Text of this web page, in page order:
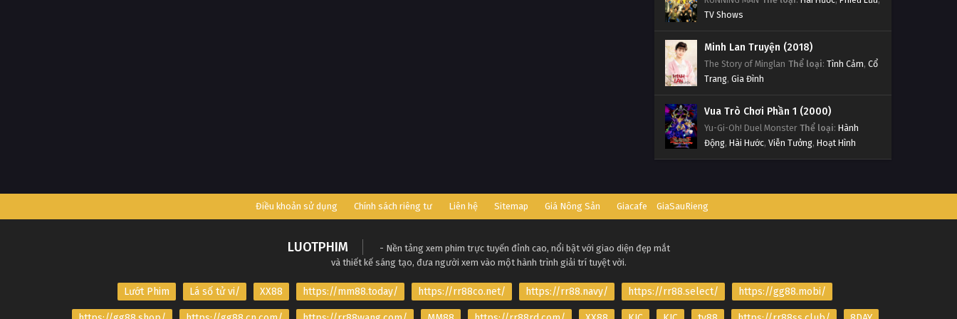
TV Shows
Minh Lan Truyện (2018)
The Story of Minglan Thể loại: Tình Cảm, Cổ
Trang, Gia Đình
Vua Trò Chơi Phần 1 (2000)
Yu-Gi-Oh! Duel Monster Thể loại: Hành
Động, Hài Hước, Viễn Tưởng, Hoạt Hình
Điều khoản sử dụng Chính sách riêng tư Liên hệ Sitemap Giá Nông Sản Giacafe GiaSauRieng
LUOTPHIM
- Nền tảng xem phim trực tuyến đỉnh cao, nổi bật với giao diện đẹp mắt
và thiết kế sáng tạo, đưa người xem vào một hành trình giải trí tuyệt vời.
Lướt Phim Lá số tử vi/ XX88 https://mm88.today/ https://rr88co.net/ https://rr88.navy/ https://rr88.select/ https://gg88.mobi/